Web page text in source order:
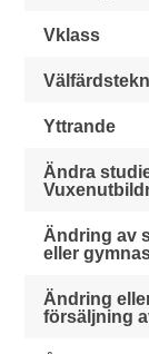
Vklass
Yttrande
Ändra
Ändring av
eller
Ändring
försäljning